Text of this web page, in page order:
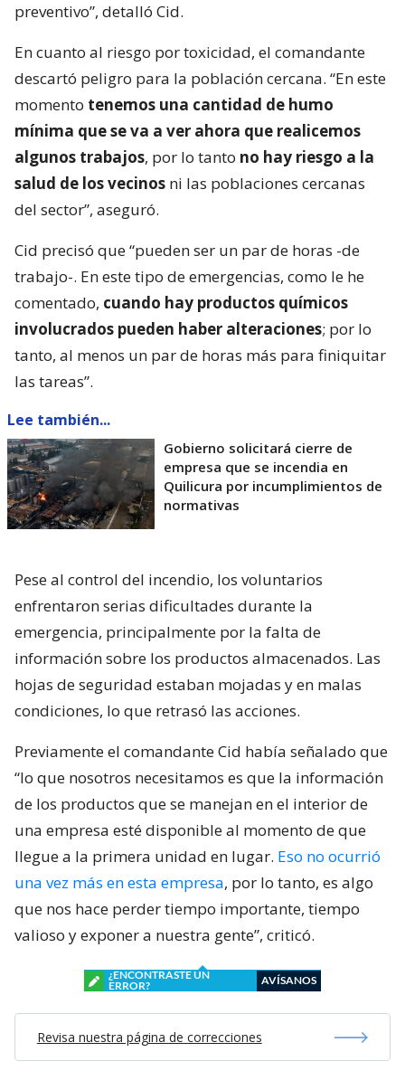
preventivo”, detalló Cid.
En cuanto al riesgo por toxicidad, el comandante
descartó peligro para la población cercana. “En este
momento tenemos una cantidad de humo
mínima que se va a ver ahora que realicemos
algunos trabajos, por lo tanto no hay riesgo a la
salud de los vecinos ni las poblaciones cercanas
del sector”, aseguró.
Cid precisó que “pueden ser un par de horas -de
trabajo-. En este tipo de emergencias, como le he
comentado, cuando hay productos químicos
involucrados pueden haber alteraciones; por lo
tanto, al menos un par de horas más para finiquitar
las tareas”.
Lee también...
Gobierno solicitará cierre de
empresa que se incendia en
Quilicura por incumplimientos de
normativas
Pese al control del incendio, los voluntarios
enfrentaron serias dificultades durante la
emergencia, principalmente por la falta de
información sobre los productos almacenados. Las
hojas de seguridad estaban mojadas y en malas
condiciones, lo que retrasó las acciones.
Previamente el comandante Cid había señalado que
“lo que nosotros necesitamos es que la información
de los productos que se manejan en el interior de
una empresa esté disponible al momento de que
llegue a la primera unidad en lugar. Eso no ocurrió
una vez más en esta empresa, por lo tanto, es algo
que nos hace perder tiempo importante, tiempo
valioso y exponer a nuestra gente”, criticó.
¿ENCONTRASTE UN
ERROR?
AVÍSANOS
Revisa nuestra página de correcciones